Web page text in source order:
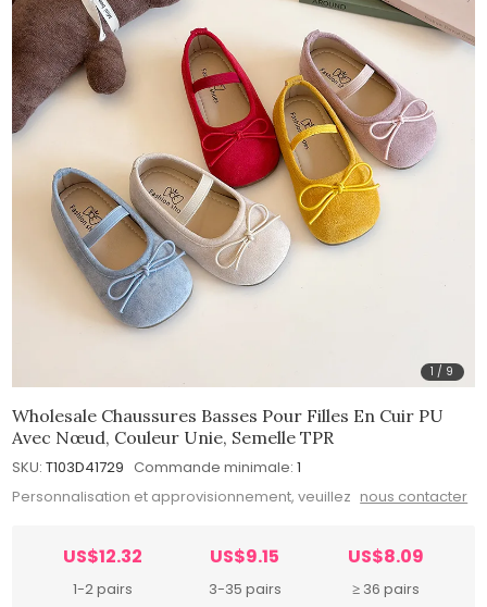
1 / 9
Wholesale Chaussures Basses Pour Filles En Cuir PU
Avec Nœud, Couleur Unie, Semelle TPR
SKU: T103D41729 Commande minimale: 1
Personnalisation et approvisionnement, veuillez nous contacter
US$12.32
1-2 pairs
US$9.15
3-35 pairs
US$8.09
≥ 36 pairs